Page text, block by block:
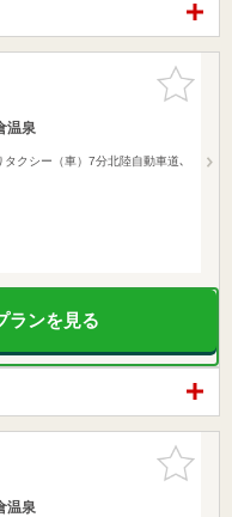
お気に入
りに追加
温泉
クシー（車）7分北陸自動車道､
ランを見る
お気に入
りに追加
温泉